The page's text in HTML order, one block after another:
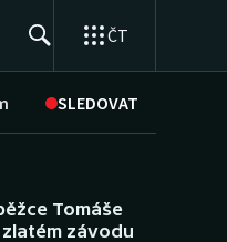
ČT
SLEDOVAT
Tomáše
závodu